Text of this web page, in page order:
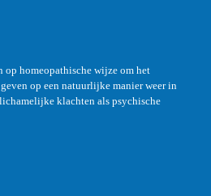
op homeopathische wijze om het
op een natuurlijke manier weer in
klachten als psychische